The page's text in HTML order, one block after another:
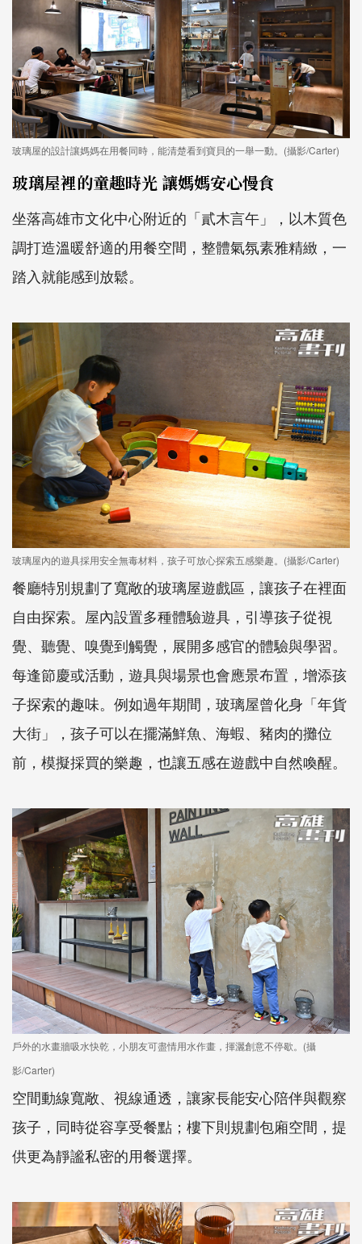
玻璃屋的設計讓媽媽在用餐同時，能清楚看到寶貝的一舉一動。(攝影/Carter)
玻璃屋裡的童趣時光 讓媽媽安心慢食
坐落高雄市文化中心附近的「貳木言午」，以木質色
調打造溫暖舒適的用餐空間，整體氣氛素雅精緻，一
踏入就能感到放鬆。
玻璃屋內的遊具採用安全無毒材料，孩子可放心探索五感樂趣。(攝影/Carter)
餐廳特別規劃了寬敞的玻璃屋遊戲區，讓孩子在裡面
自由探索。屋內設置多種體驗遊具，引導孩子從視
覺、聽覺、嗅覺到觸覺，展開多感官的體驗與學習。
每逢節慶或活動，遊具與場景也會應景布置，增添孩
子探索的趣味。例如過年期間，玻璃屋曾化身「年貨
大街」，孩子可以在擺滿鮮魚、海蝦、豬肉的攤位
前，模擬採買的樂趣，也讓五感在遊戲中自然喚醒。
戶外的水畫牆吸水快乾，小朋友可盡情用水作畫，揮灑創意不停歇。(攝
影/Carter)
空間動線寬敞、視線通透，讓家長能安心陪伴與觀察
孩子，同時從容享受餐點；樓下則規劃包廂空間，提
供更為靜謐私密的用餐選擇。